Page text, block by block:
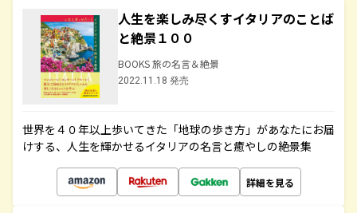
人生を楽しみ尽くすイタリアのことば
と絶景１００
BOOKS 旅の名言＆絶景
2022.11.18 発売
世界を４０年以上歩いてきた「地球の歩き方」があなたにお届
けする、人生を輝かせるイタリアの名言と癒やしの絶景集
詳細を見る